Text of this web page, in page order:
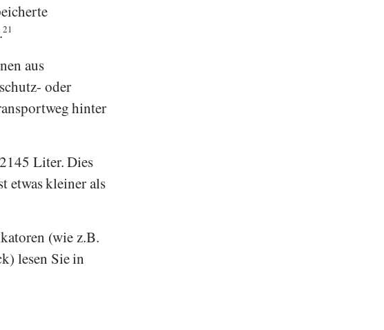
21
aus
oder
hinter
Liter. Dies
etwas kleiner als
(wie z.B.
lesen Sie in